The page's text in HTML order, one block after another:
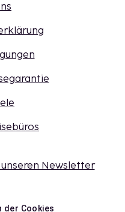
Newsletter
der Cookies